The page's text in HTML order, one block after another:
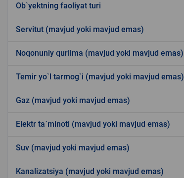
Ob`yektning faoliyat turi
Servitut (mavjud yoki mavjud emas)
Noqonuniy qurilma (mavjud yoki mavjud emas)
Temir yo`l tarmog`i (mavjud yoki mavjud emas)
Gaz (mavjud yoki mavjud emas)
Elektr ta`minoti (mavjud yoki mavjud emas)
Suv (mavjud yoki mavjud emas)
Kanalizatsiya (mavjud yoki mavjud emas)